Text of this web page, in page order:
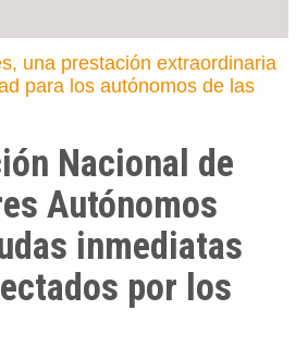
una prestación extraordinaria
para los autónomos de las
Nacional de
Autónomos
inmediatas
por los